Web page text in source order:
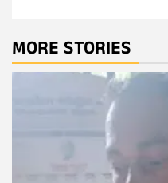
MORE STORIES